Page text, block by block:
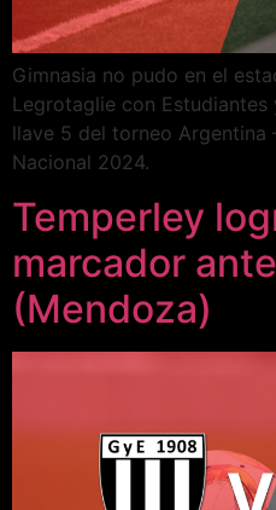
Gimnasia no pudo en el
Legrotaglie con Estudiantes
llave 5 del torneo Argentina
Nacional 2024.
Temperley
marcador
(Mendoza)